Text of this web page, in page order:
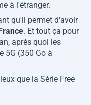
à l'étranger.
qu'il permet d'avoir
. Et tout ça pour
après quoi les
5G (350 Go à
que la Série Free